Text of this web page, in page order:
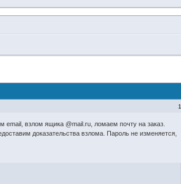
1
взлом ящика @mail.ru, ломаем почту на заказ.
доказательства взлома. Пароль не изменяется,